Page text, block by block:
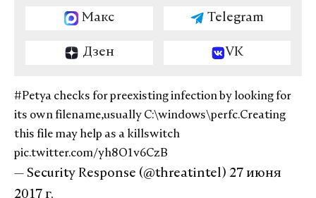
Макс Telegram
Дзен VK
#Petya checks for preexisting infection by looking for
its own filename,usually C:\windows\perfc.Creating
this file may help as a killswitch
pic.twitter.com/yh8O1v6CzB
— Security Response (@threatintel) 27 июня
2017 г.